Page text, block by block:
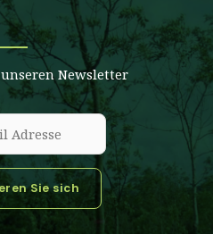
Newsletter